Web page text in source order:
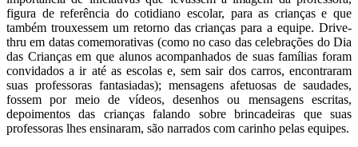
figura de referência do cotidiano escolar, para as crianças e que
também trouxessem um retorno das crianças para a equipe. Drive-
thru em datas comemorativas (como no caso das celebrações do Dia
das Crianças em que alunos acompanhados de suas famílias foram
convidados a ir até as escolas e, sem sair dos carros, encontraram
suas professoras fantasiadas); mensagens afetuosas de saudades,
fossem por meio de vídeos, desenhos ou mensagens escritas,
depoimentos das crianças falando sobre brincadeiras que suas
professoras lhes ensinaram, são narrados com carinho pelas equipes.